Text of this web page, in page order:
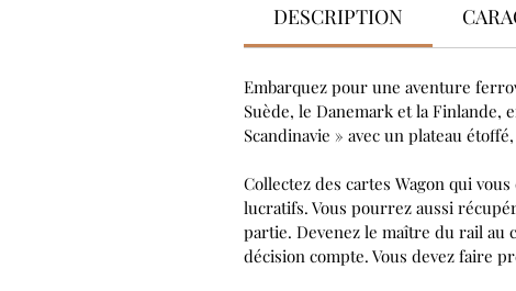
DESCRIPTION
Embarquez pour une aventure
Suède, le Danemark et la Finlande,
Scandinavie » avec un plateau
Collectez des cartes Wagon qui
lucratifs. Vous pourrez aussi
partie. Devenez le maître du rail au
décision compte. Vous devez faire